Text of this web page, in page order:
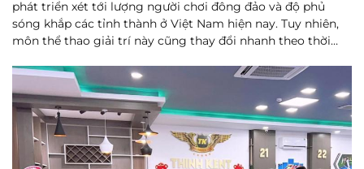
phát triển xét tới lượng người chơi đông đảo và độ phủ
sóng khắp các tỉnh thành ở Việt Nam hiện nay. Tuy nhiên,
môn thể thao giải trí này cũng thay đổi nhanh theo thời
Đọc thêm